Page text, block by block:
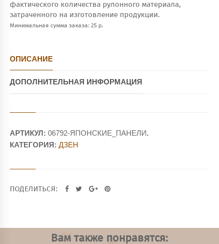
фактического количества рулонного материала,
затраченного на изготовление продукции.
Минимальная сумма заказа: 25 р.
ОПИСАНИЕ
ДОПОЛНИТЕЛЬНАЯ ИНФОРМАЦИЯ
АРТИКУЛ: 06792-ЯПОНСКИЕ_ПАНЕЛИ.
КАТЕГОРИЯ: ДЗЕН
ПОДЕЛИТЬСЯ:
Вам также понравятся: